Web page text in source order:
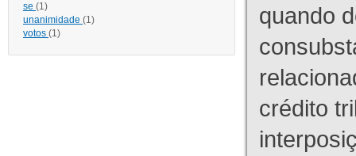
se (1)
unanimidade (1)
votos (1)
quando
crédito